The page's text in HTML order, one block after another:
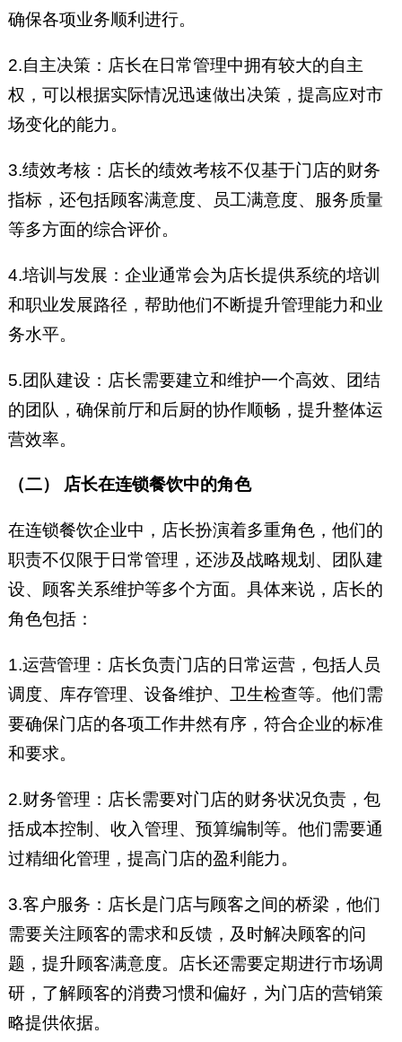
确保各项业务顺利进行。
2.自主决策：店长在日常管理中拥有较大的自主
权，可以根据实际情况迅速做出决策，提高应对市
场变化的能力。
3.绩效考核：店长的绩效考核不仅基于门店的财务
指标，还包括顾客满意度、员工满意度、服务质量
等多方面的综合评价。
4.培训与发展：企业通常会为店长提供系统的培训
和职业发展路径，帮助他们不断提升管理能力和业
务水平。
5.团队建设：店长需要建立和维护一个高效、团结
的团队，确保前厅和后厨的协作顺畅，提升整体运
营效率。
（二） 店长在连锁餐饮中的角色
在连锁餐饮企业中，店长扮演着多重角色，他们的
职责不仅限于日常管理，还涉及战略规划、团队建
设、顾客关系维护等多个方面。具体来说，店长的
角色包括：
1.运营管理：店长负责门店的日常运营，包括人员
调度、库存管理、设备维护、卫生检查等。他们需
要确保门店的各项工作井然有序，符合企业的标准
和要求。
2.财务管理：店长需要对门店的财务状况负责，包
括成本控制、收入管理、预算编制等。他们需要通
过精细化管理，提高门店的盈利能力。
3.客户服务：店长是门店与顾客之间的桥梁，他们
需要关注顾客的需求和反馈，及时解决顾客的问
题，提升顾客满意度。店长还需要定期进行市场调
研，了解顾客的消费习惯和偏好，为门店的营销策
略提供依据。